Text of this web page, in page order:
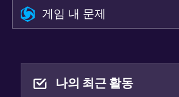
게임 내 문제
나의 최근 활동